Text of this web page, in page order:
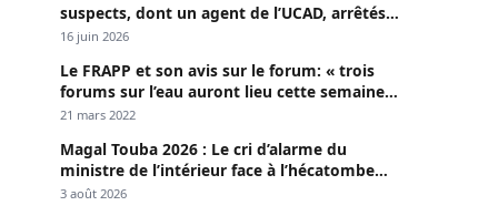
suspects, dont un agent de l’UCAD, arrêtés à
Keur Massar ; l’un avoue avoir propagé le
16 juin 2026
Le FRAPP et son avis sur le forum: « trois
forums sur l’eau auront lieu cette semaine à
Dakar »
21 mars 2022
Magal Touba 2026 : Le cri d’alarme du
ministre de l’intérieur face à l’hécatombe
routière
3 août 2026